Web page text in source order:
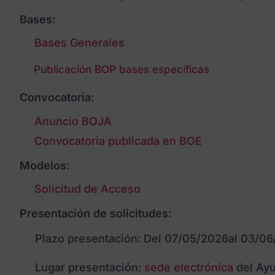
Bases:
Bases Generales
Publicación BOP bases específicas
Convocatoria:
Anuncio BOJA
Convocatoria publicada en BOE
Modelos:
Solicitud de Acceso
Presentación de solicitudes:
Plazo presentación: Del 07/05/2026al 03/
Lugar presentación: sede electrónica del